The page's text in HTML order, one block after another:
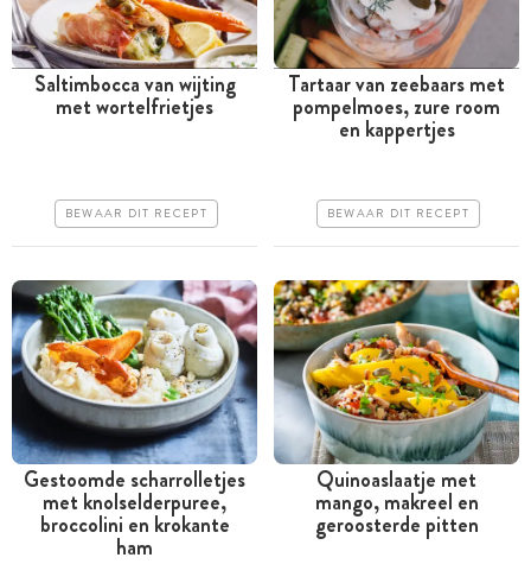
Tussen 30 minuten en 1
Saltimbocca van wijting
met wortelfrietjes
BEWAAR DIT RECEPT
Tussen 30 minuten en 1
Tartaar van zeebaars met
pompelmoes, zure room
en kappertjes
BEWAAR DIT RECEPT
Tussen 30 minuten en 1
uur
Gestoomde scharrolletjes
met knolselderpuree,
broccolini en krokante
ham
Minder dan 30 minuten
Quinoaslaatje met
mango, makreel en
geroosterde pitten